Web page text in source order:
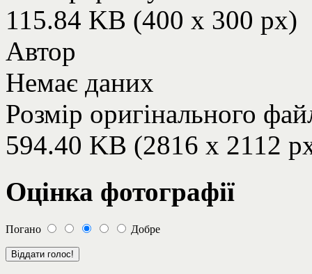
115.84 KB (400 x 300 px)
Автор
Немає даних
Розмір оригінального
594.40 KB (2816 x 2112
Оцінка фотографії
Погано Добре